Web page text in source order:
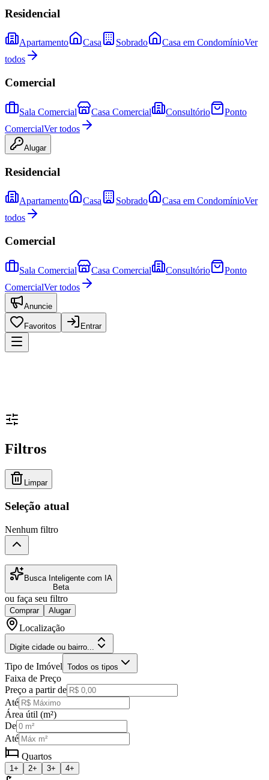
Residencial
Apartamento Casa Sobrado Casa em CondomínioVer
todos
Comercial
Sala Comercial Casa Comercial Consultório
Ponto
ComercialVer todos
Alugar
Residencial
Apartamento Casa Sobrado Casa em CondomínioVer
todos
Comercial
Sala Comercial Casa Comercial Consultório
Ponto
ComercialVer todos
Anuncie
Favoritos Entrar
Filtros
Limpar
Seleção atual
Nenhum filtro
Busca Inteligente com IA
Beta
ou faça seu filtro
Comprar Alugar
Localização
Digite cidade ou bairro...
Tipo de Imóvel Todos os tipos
Faixa de Preço
Preço a partir de
Até
Área útil (m²)
De
Até
Quartos
1+ 2+ 3+ 4+